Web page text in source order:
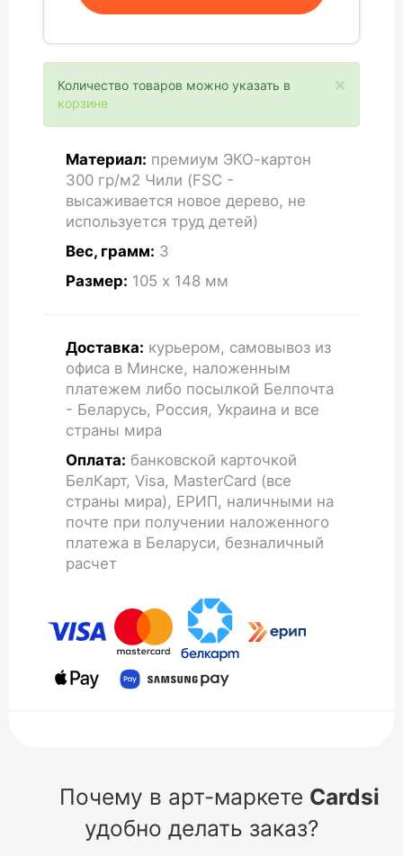
×
Количество товаров можно указать в
корзине
Материал: премиум ЭКО-картон
300 гр/м2 Чили (FSC -
высаживается новое дерево, не
используется труд детей)
Вес, грамм: 3
Размер: 105 x 148 мм
Доставка: курьером, самовывоз из
офиса в Минске, наложенным
платежем либо посылкой Белпочта
- Беларусь, Россия, Украина и все
страны мира
Оплата: банковской карточкой
БелКарт, Visa, MasterCard (все
страны мира), ЕРИП, наличными на
почте при получении наложенного
платежа в Беларуси, безналичный
расчет
Почему в арт-маркете Cardsi
удобно делать заказ?